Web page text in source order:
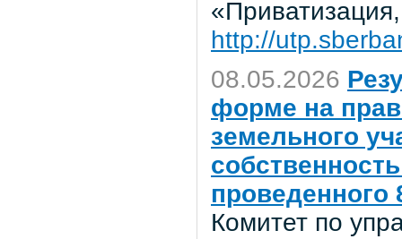
http://
08.05.2026
форме на
земельного
проведенного
Комитет по